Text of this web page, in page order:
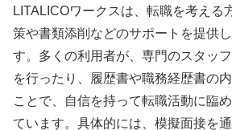
LITALICOワークスは、転職を考える
策や書類添削などのサポートを提供
す。多くの利用者が、専門のスタッ
を行ったり、履歴書や職務経歴書の
ことで、自信を持って転職活動に臨
ています。具体的には、模擬面接を